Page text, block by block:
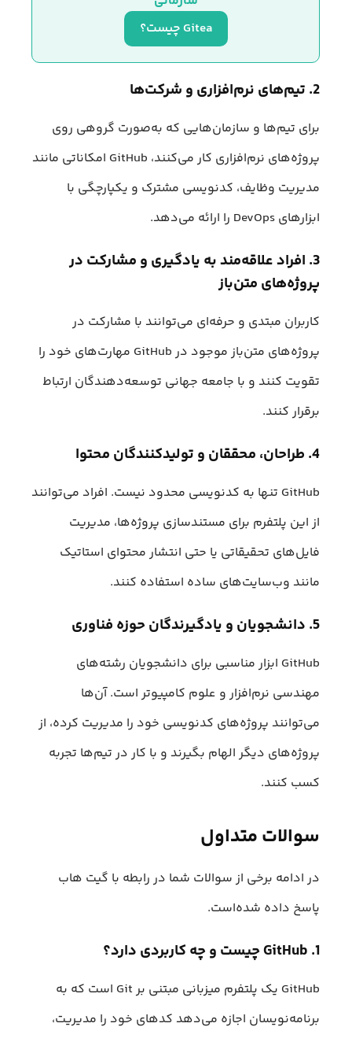
Gitea چیست؟
2. تیم‌های نرم‌افزاری و شرکت‌ها
برای تیم‌ها و سازمان‌هایی که به‌صورت گروهی روی
پروژه‌های نرم‌افزاری کار می‌کنند، GitHub امکاناتی مانند
مدیریت وظایف، کدنویسی مشترک و یکپارچگی با
ابزارهای DevOps را ارائه می‌دهد.
3. افراد علاقه‌مند به یادگیری و مشارکت در
پروژه‌های متن‌باز
کاربران مبتدی و حرفه‌ای می‌توانند با مشارکت در
پروژه‌های متن‌باز موجود در GitHub مهارت‌های خود را
تقویت کنند و با جامعه جهانی توسعه‌دهندگان ارتباط
برقرار کنند.
4. طراحان، محققان و تولیدکنندگان محتوا
GitHub تنها به کدنویسی محدود نیست. افراد می‌توانند
از این پلتفرم برای مستندسازی پروژه‌ها، مدیریت
فایل‌های تحقیقاتی یا حتی انتشار محتوای استاتیک
مانند وب‌سایت‌های ساده استفاده کنند.
5. دانشجویان و یادگیرندگان حوزه فناوری
GitHub ابزار مناسبی برای دانشجویان رشته‌های
مهندسی نرم‌افزار و علوم کامپیوتر است. آن‌ها
می‌توانند پروژه‌های کدنویسی خود را مدیریت کرده، از
پروژه‌های دیگر الهام بگیرند و با کار در تیم‌ها تجربه
کسب کنند.
سوالات متداول
در ادامه برخی از سوالات شما در رابطه با گیت هاب
پاسخ داده شده‌است.
1. GitHub چیست و چه کاربردی دارد؟
GitHub یک پلتفرم میزبانی مبتنی بر Git است که به
برنامه‌نویسان اجازه می‌دهد کدهای خود را مدیریت،